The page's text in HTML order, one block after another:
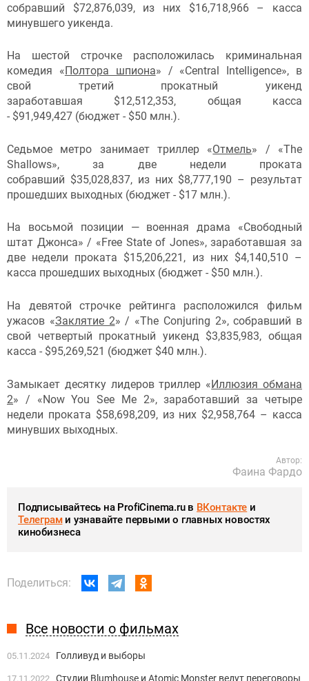
собравший $72,876,039, из них $16,718,966 – касса
минувшего уикенда.
На шестой строчке расположилась криминальная
комедия « Полтора шпиона» / «Central Intelligence», в
свой третий прокатный уикенд
заработавшая $12,512,353, общая касса
- $91,949,427 (бюджет - $50 млн.).
Седьмое метро занимает триллер «Отмель» / «The
Shallows», за две недели проката
собравший $35,028,837, из них $8,777,190 – результат
прошедших выходных (бюджет - $17 млн.).
На восьмой позиции — военная драма «Свободный
штат Джонса» / «Free State of Jones», заработавшая за
две недели проката $15,206,221, из них $4,140,510 –
касса прошедших выходных (бюджет - $50 млн.).
На девятой строчке рейтинга расположился фильм
ужасов «Заклятие 2» / «The Conjuring 2», собравший в
свой четвертый прокатный уикенд $3,835,983, общая
касса - $95,269,521 (бюджет $40 млн.).
Замыкает десятку лидеров триллер «Иллюзия обмана
2» / «Now You See Me 2», заработавший за четыре
недели проката $58,698,209, из них $2,958,764 – касса
минувших выходных.
Автор:
Фаина Фардо
Подписывайтесь на ProfiCinema.ru в ВКонтакте и
Телеграми узнавайте первыми о главных новостях
кинобизнеса
Поделиться:
Все новости о фильмах
05.11.2024 Голливуд и выборы
17.11.2022 Студии Blumhouse и Atomic Monster ведут переговоры